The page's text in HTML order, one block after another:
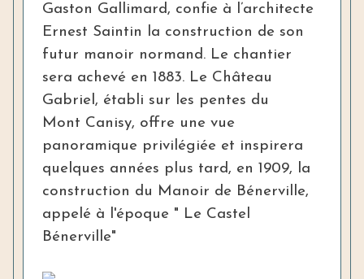
Gaston Gallimard, confie à l’architecte
Ernest Saintin la construction de son
futur manoir normand. Le chantier
sera achevé en 1883. Le Château
Gabriel, établi sur les pentes du
Mont Canisy, offre une vue
panoramique privilégiée et inspirera
quelques années plus tard, en 1909, la
construction du Manoir de Bénerville,
appelé à l'époque " Le Castel
Bénerville"